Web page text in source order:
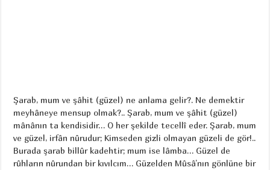
Şarab, mum ve şâhit (güzel) ne anlama gelir?. Ne demektir
meyhâneye mensup olmak?.. Şarab, mum ve şâhit (güzel)
mânânın ta kendisidir… O her şekilde tecellî eder. Şarab, mum
ve güzel, irfân nûrudur; Kimseden gizli olmayan güzeli de gör!..
Burada şarab billûr kadehtir; mum ise lâmba… Güzel de
rûhların nûrundan bir kıvılcım… Güzelden Mûsâ’nın gönlüne bir